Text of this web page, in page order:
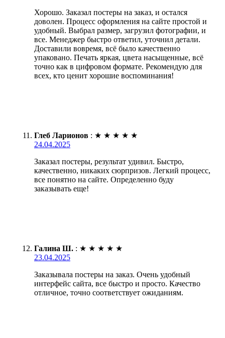
Хорошо. Заказал постеры на заказ, и остался
доволен. Процесс оформления на сайте простой и
удобный. Выбрал размер, загрузил фотографии, и
все. Менеджер быстро ответил, уточнил детали.
Доставили вовремя, всё было качественно
упаковано. Печать яркая, цвета насыщенные, всё
точно как в цифровом формате. Рекомендую для
всех, кто ценит хорошие воспоминания!
Глеб Ларионов : ★ ★ ★ ★ ★
24.04.2025
Заказал постеры, результат удивил. Быстро,
качественно, никаких сюрпризов. Легкий процесс,
все понятно на сайте. Определенно буду
заказывать еще!
Галина Ш. : ★ ★ ★ ★ ★
23.04.2025
Заказывала постеры на заказ. Очень удобный
интерфейс сайта, все быстро и просто. Качество
отличное, точно соответствует ожиданиям.